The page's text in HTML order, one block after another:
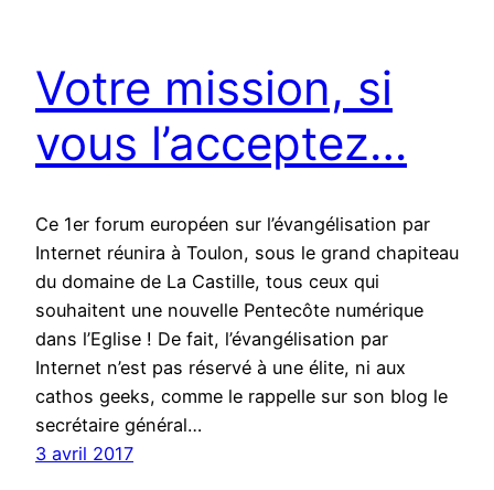
Votre mission, si
vous l’acceptez…
Ce 1er forum européen sur l’évangélisation par
Internet réunira à Toulon, sous le grand chapiteau
du domaine de La Castille, tous ceux qui
souhaitent une nouvelle Pentecôte numérique
dans l’Eglise ! De fait, l’évangélisation par
Internet n’est pas réservé à une élite, ni aux
cathos geeks, comme le rappelle sur son blog le
secrétaire général…
3 avril 2017